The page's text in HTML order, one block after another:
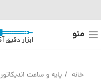
منو
خانه پایه و ساعت اندیکاتور